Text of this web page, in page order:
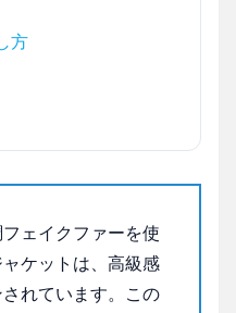
方
ェイクファーを使
ケットは、高級感
れています。この